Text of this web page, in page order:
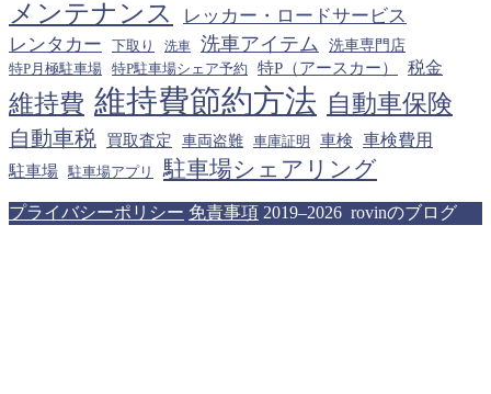
メンテナンス
レッカー・ロードサービス
レンタカー
下取り 洗車 洗車アイテム
洗車専門店
特P月極駐車場
特P駐車場シェア予約 特P（アースカー） 税金
維持費 維持費節約方法 自動車保険
自動車税 買取査定 車両盗難 車庫証明 車検 車検費用
駐車場 駐車場アプリ 駐車場シェアリング
プライバシーポリシー 免責事項 2019–2026 rovinのブログ